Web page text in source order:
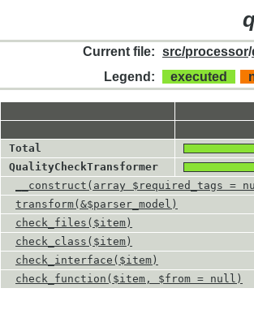
Current file: src/processor/
Legend:
executed
Total
QualityCheckTransformer
__construct(array $required_tags =
transform(&$parser_model)
check_files($item)
check_class($item)
check_interface($item)
check_function($item, $from = null)